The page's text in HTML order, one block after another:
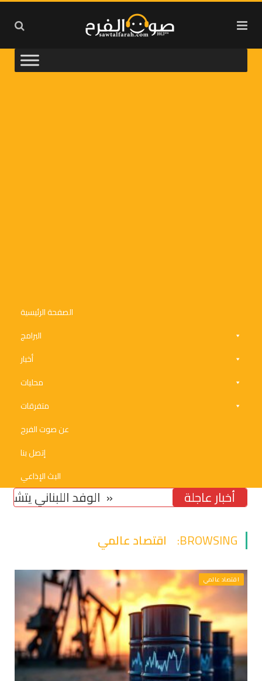
الصفحة الرئيسية
البرامج
أخبار
محليات
متفرقات
عن صوت الفرح
إتصل بنا
البث الإذاعي
أخبار عاجلة الوفد اللبناني يتشدد
BROWSING: اقتصاد عالمي
اقتصاد عالمي